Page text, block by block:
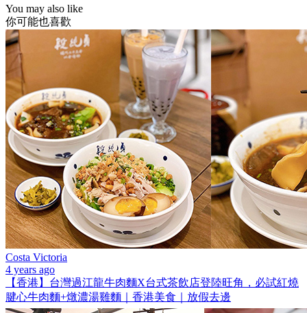
You may also like
你可能也喜歡
Costa Victoria
4 years ago
【香港】台灣過江龍牛肉麵X台式茶飲店登陸旺角，必試紅燒
腱心牛肉麵+燉濃湯雞麵｜香港美食｜放假去邊